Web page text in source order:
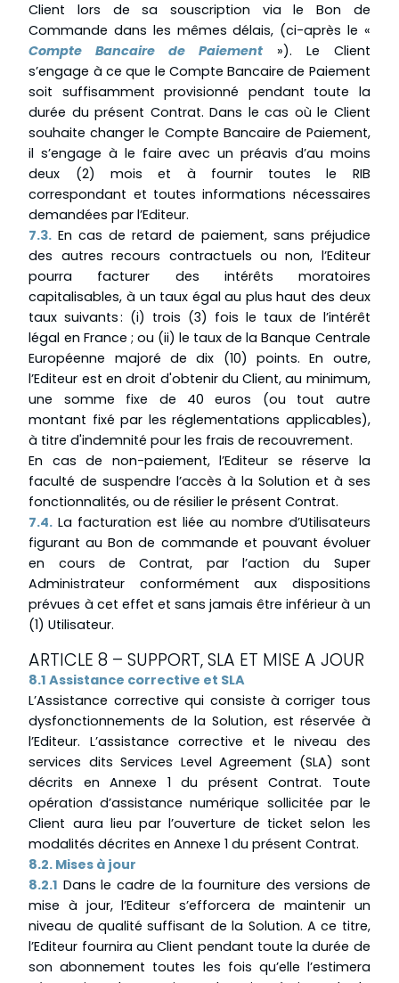
Client lors de sa souscription via le Bon de
Commande dans les mêmes délais, (ci-après le «
Compte Bancaire de Paiement »). Le Client
s’engage à ce que le Compte Bancaire de Paiement
soit suffisamment provisionné pendant toute la
durée du présent Contrat. Dans le cas où le Client
souhaite changer le Compte Bancaire de Paiement,
il s’engage à le faire avec un préavis d’au moins
deux (2) mois et à fournir toutes le RIB
correspondant et toutes informations nécessaires
demandées par l’Editeur.
7.3. En cas de retard de paiement, sans préjudice
des autres recours contractuels ou non, l’Editeur
pourra facturer des intérêts moratoires
capitalisables, à un taux égal au plus haut des deux
taux suivants : (i) trois (3) fois le taux de l’intérêt
légal en France ; ou (ii) le taux de la Banque Centrale
Européenne majoré de dix (10) points. En outre,
l’Editeur est en droit d'obtenir du Client, au minimum,
une somme fixe de 40 euros (ou tout autre
montant fixé par les réglementations applicables),
à titre d'indemnité pour les frais de recouvrement.
En cas de non-paiement, l’Editeur se réserve la
faculté de suspendre l’accès à la Solution et à ses
fonctionnalités, ou de résilier le présent Contrat.
7.4. La facturation est liée au nombre d’Utilisateurs
figurant au Bon de commande et pouvant évoluer
en cours de Contrat, par l’action du Super
Administrateur conformément aux dispositions
prévues à cet effet et sans jamais être inférieur à un
(1) Utilisateur.
ARTICLE 8 – SUPPORT, SLA ET MISE A JOUR
8.1 Assistance corrective et SLA
L’Assistance corrective qui consiste à corriger tous
dysfonctionnements de la Solution, est réservée à
l’Editeur. L’assistance corrective et le niveau des
services dits Services Level Agreement (SLA) sont
décrits en Annexe 1 du présent Contrat. Toute
opération d’assistance numérique sollicitée par le
Client aura lieu par l’ouverture de ticket selon les
modalités décrites en Annexe 1 du présent Contrat.
8.2. Mises à jour
8.2.1 Dans le cadre de la fourniture des versions de
mise à jour, l’Editeur s’efforcera de maintenir un
niveau de qualité suffisant de la Solution. A ce titre,
l’Editeur fournira au Client pendant toute la durée de
son abonnement toutes les fois qu’elle l’estimera